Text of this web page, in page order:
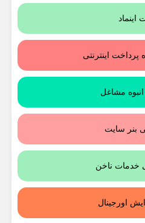
اینماد
پرداخت اینترنتی
انبوه مشاغل
بنر سایت
خدمات ناخن
اورجینال